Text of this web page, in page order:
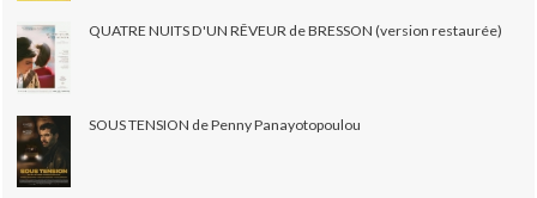
QUATRE NUITS D'UN RÊVEUR de BRESSON (version restaurée)
SOUS TENSION de Penny Panayotopoulou